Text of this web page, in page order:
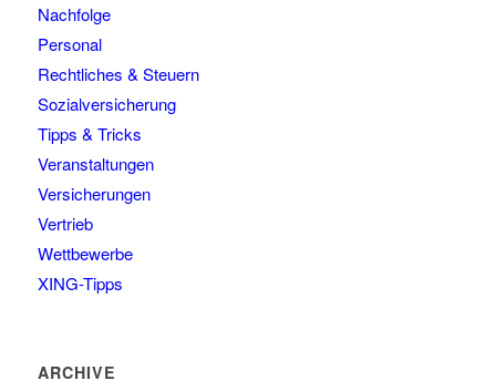
Nachfolge
Personal
Rechtliches & Steuern
Sozialversicherung
Tipps & Tricks
Veranstaltungen
Versicherungen
Vertrieb
Wettbewerbe
XING-Tipps
ARCHIVE